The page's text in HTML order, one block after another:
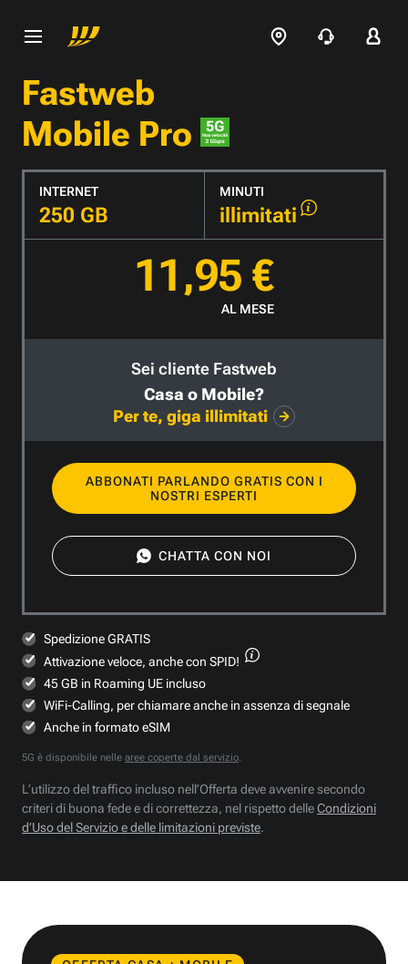
Fastweb
Mobile Pro
INTERNET
250 GB
MINUTI
illimitati
11,95 €
AL MESE
Sei cliente Fastweb
Casa o Mobile?
Per te, giga illimitati
ABBONATI PARLANDO GRATIS CON I
NOSTRI ESPERTI
CHATTA CON NOI
Spedizione GRATIS
Attivazione veloce, anche con SPID!
45 GB in Roaming UE incluso
WiFi-Calling, per chiamare anche in assenza di segnale
Anche in formato eSIM
5G è disponibile nelle aree coperte dal servizio.
L’utilizzo del traffico incluso nell’Offerta deve avvenire secondo
criteri di buona fede e di correttezza, nel rispetto delleCondizioni
d’Uso del Servizio e delle limitazioni previste.